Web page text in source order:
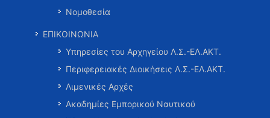
Νομοθεσία
ΕΠΙΚΟΙΝΩΝΙΑ
Υπηρεσίες του Αρχηγείου Λ.Σ.-ΕΛ.ΑΚΤ.
Περιφερειακές Διοικήσεις Λ.Σ.-ΕΛ.ΑΚΤ.
Λιμενικές Αρχές
Ακαδημίες Εμπορικού Ναυτικού